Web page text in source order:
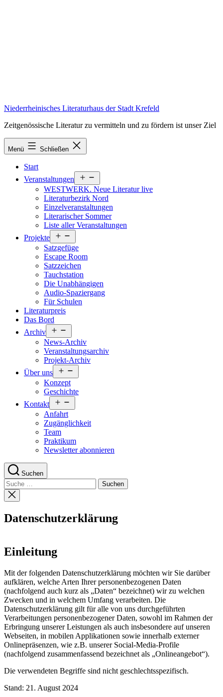
Niederrheinisches Literaturhaus der Stadt Krefeld
Zeitgenössische Literatur zu vermitteln und zu fördern ist unser Ziel
Menü Schließen
Start
Veranstaltungen
öffnen
WESTWERK. Neue Literatur live
Literaturbezirk Nord
Einzelveranstaltungen
Literarischer Sommer
Liste aller Veranstaltungen
Projekte
öffnen
Satzgefüge
Escape Room
Satzzeichen
Tauchstation
Die Unabhängigen
Audio-Spaziergang
Für Schulen
Literaturpreis
Das Bord
Archiv
öffnen
News-Archiv
Veranstaltungsarchiv
Projekt-Archiv
Über uns
öffnen
Konzept
Geschichte
Kontakt
öffnen
Anfahrt
Zugänglichkeit
Team
Praktikum
Newsletter abonnieren
Suchen
Suche
nach:
Suche
schließen
Datenschutzerklärung
Einleitung
Mit der folgenden Datenschutzerklärung möchten wir Sie darüber
aufklären, welche Arten Ihrer personenbezogenen Daten
(nachfolgend auch kurz als „Daten“ bezeichnet) wir zu welchen
Zwecken und in welchem Umfang verarbeiten. Die
Datenschutzerklärung gilt für alle von uns durchgeführten
Verarbeitungen personenbezogener Daten, sowohl im Rahmen der
Erbringung unserer Leistungen als auch insbesondere auf unseren
Webseiten, in mobilen Applikationen sowie innerhalb externer
Onlinepräsenzen, wie z.B. unserer Social-Media-Profile
(nachfolgend zusammenfassend bezeichnet als „Onlineangebot“).
Die verwendeten Begriffe sind nicht geschlechtsspezifisch.
Stand: 21. August 2024